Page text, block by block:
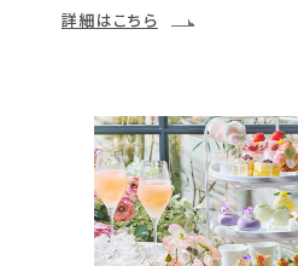
詳細はこちら